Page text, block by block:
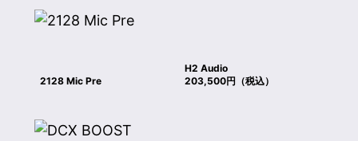
H2 Audio
2128 Mic Pre
203,500円（税込）